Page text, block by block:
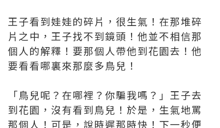
王子看到娃娃的碎片，很生氣！在那堆碎
片之中，王子找不到鏡頭！他並不相信那
個人的解釋！要那個人帶他到花園去！他
要看看哪裏來那麼多鳥兒！
「鳥兒呢？在哪裡？你騙我嗎？」王子去
到花園，沒有看到鳥兒！於是，生氣地罵
那個人！可是，說時遲那時快！下一秒便